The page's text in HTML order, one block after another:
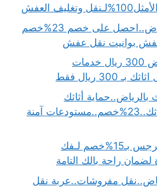
العفش
ونيت نقل عفش بالرياض..احصل على خصم 23%خصم
بوانيت نقل عفش
شركة نقل اثاث بالرياض 300 ريال خدمات
ريال فقط
أثاثك
100%ضمان سلامة أثاثك..23%خصم..مستودعات آمنة
دينا نقل عفش حي النرجس بـ15%خصم لـفك
راحة بالك التامة
مفروشات..عربة نقل